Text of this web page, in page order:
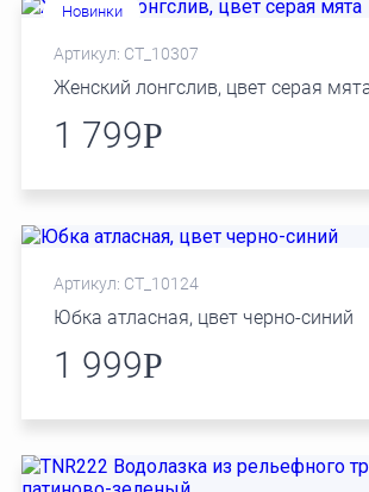
Новинки
Артикул: СТ_10307
Женский лонгслив, цвет серая
1 799Р
Артикул: СТ_10124
Юбка атласная, цвет черно-синий
1 999Р